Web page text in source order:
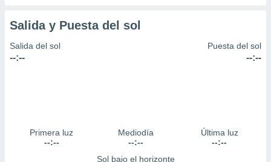
Salida y Puesta del sol
Salida del sol
--:--
Puesta del sol
--:--
Primera luz
--:--
Mediodía
--:--
Última luz
--:--
Sol bajo el horizonte